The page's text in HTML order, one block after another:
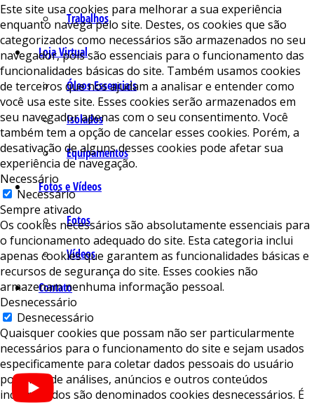
Trabalhos
Loja Virtual
Óleos Essenciais
Isolados
Equipamentos
Fotos e Vídeos
Fotos
Vídeos
Contato
Este site usa cookies para melhorar a sua experiência
enquanto navega pelo site. Destes, os cookies que são
categorizados como necessários são armazenados no seu
navegador, pois são essenciais para o funcionamento das
funcionalidades básicas do site. Também usamos cookies
de terceiros que nos ajudam a analisar e entender como
você usa este site. Esses cookies serão armazenados em
seu navegador apenas com o seu consentimento. Você
também tem a opção de cancelar esses cookies. Porém, a
desativação de alguns desses cookies pode afetar sua
experiência de navegação.
Necessário
Necessário
Sempre ativado
Os cookies necessários são absolutamente essenciais para
o funcionamento adequado do site. Esta categoria inclui
apenas cookies que garantem as funcionalidades básicas e
recursos de segurança do site. Esses cookies não
armazenam nenhuma informação pessoal.
Desnecessário
Desnecessário
Quaisquer cookies que possam não ser particularmente
necessários para o funcionamento do site e sejam usados ​​
especificamente para coletar dados pessoais do usuário
por meio de análises, anúncios e outros conteúdos
incorporados são denominados cookies desnecessários. É